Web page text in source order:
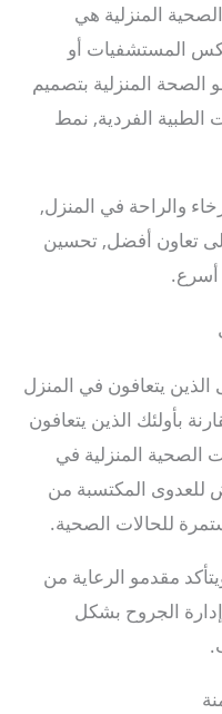
المنزلية هي
المستشفيات أو
المنزلية بتصميم
الطبية الفردية, نمط
والراحة في المنزل,
تعاون أفضل, تحسين
أسرع.
يتعافون في المنزل
بأولئك الذين يتعافون
المنزلية في
للعدوى المكتسبة من
للحالات الصحية.
مقدمو الرعاية من
الجروح بشكل